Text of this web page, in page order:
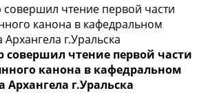
чтение первой части
канона в кафедральном
г.Уральска
совершил чтение первой части
канона в кафедральном
г.Уральска